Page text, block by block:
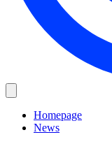
Homepage
News